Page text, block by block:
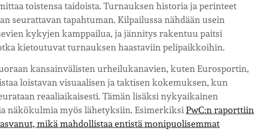
toistensa taidoista. Turnauksen historia ja perinteet
seurattavan tapahtuman. Kilpailussa nähdään usein
kykyjen kamppailua, ja jännitys rakentuu paitsi
kietoutuvat turnauksen haastaviin pelipaikkoihin.
kansainvälisten urheilukanavien, kuten Eurosportin,
loistavan visuaalisen ja taktisen kokemuksen, kun
reaaliaikaisesti. Tämän lisäksi nykyaikainen
näkökulmia myös lähetyksiin. Esimerkiksi PwC:n raporttiin
mikä mahdollistaa entistä monipuolisemmat